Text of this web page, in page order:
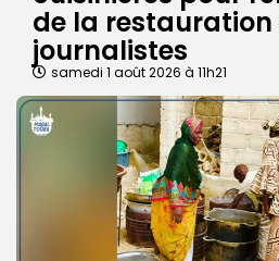
de la restauration
journalistes
samedi 1 août 2026 à 11h21